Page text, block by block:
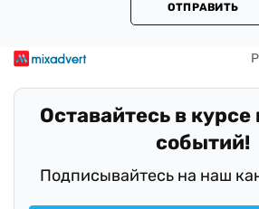
ОТПРАВИТЬ
Оставайтесь в
событий!
Подписывайтесь на наш